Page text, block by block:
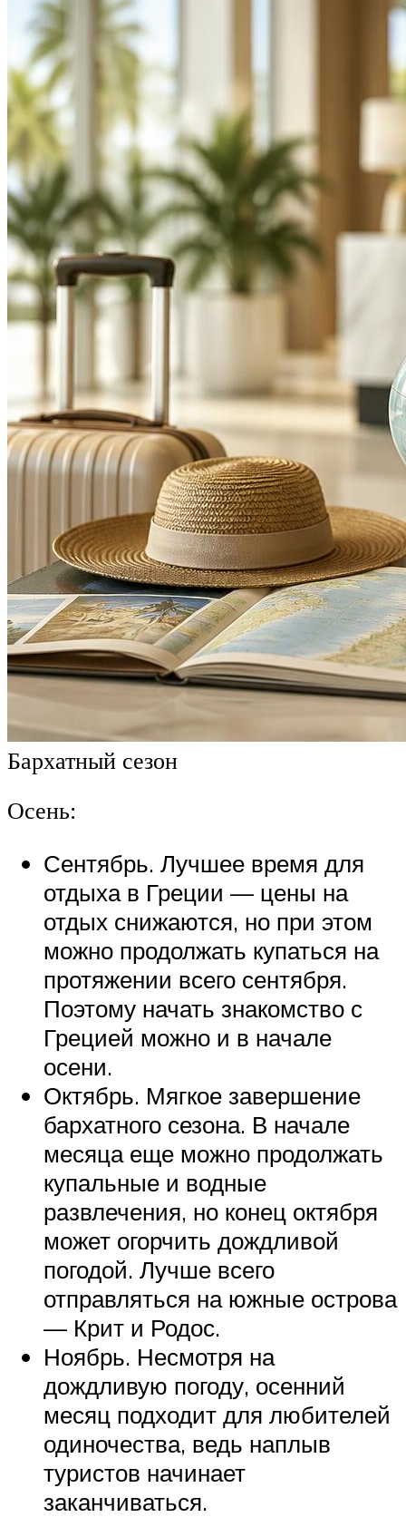
Бархатный сезон
Осень:
Сентябрь. Лучшее время для
отдыха в Греции — цены на
отдых снижаются, но при этом
можно продолжать купаться на
протяжении всего сентября.
Поэтому начать знакомство с
Грецией можно и в начале
осени.
Октябрь. Мягкое завершение
бархатного сезона. В начале
месяца еще можно продолжать
купальные и водные
развлечения, но конец октября
может огорчить дождливой
погодой. Лучше всего
отправляться на южные острова
— Крит и Родос.
Ноябрь. Несмотря на
дождливую погоду, осенний
месяц подходит для любителей
одиночества, ведь наплыв
туристов начинает
заканчиваться.